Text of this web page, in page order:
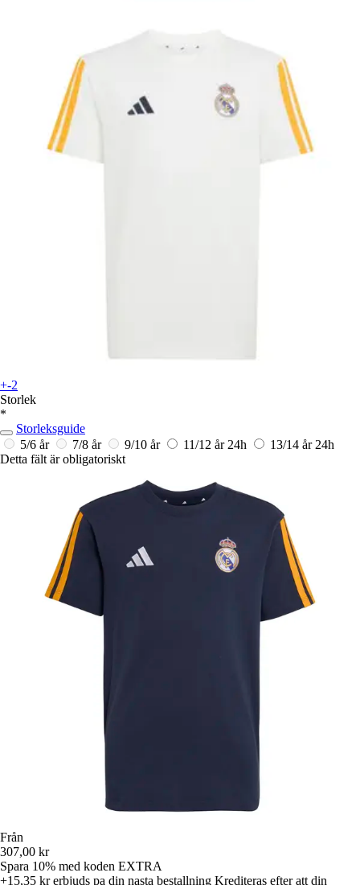
+-2
Storlek
*
Storleksguide
5/6 år
7/8 år 9/10 år 11/12 år 24h 13/14 år 24h
Detta fält är obligatoriskt
Från
307,00 kr
Spara 10% med koden EXTRA
+15,35 krerbjuds pa din nasta bestallning Krediteras efter att din